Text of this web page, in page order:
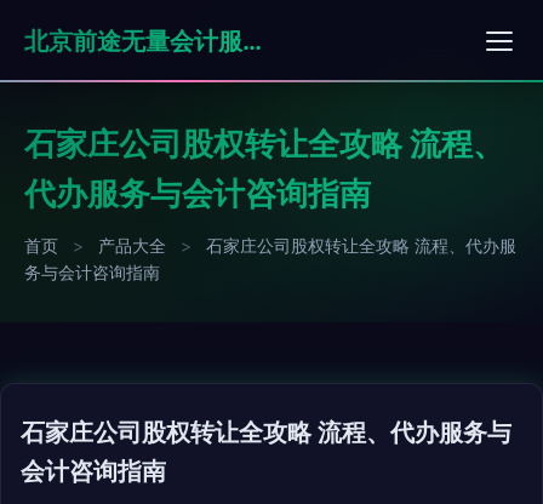
北京前途无量会计服务有限公司
石家庄公司股权转让全攻略 流程、
代办服务与会计咨询指南
首页 > 产品大全 >
石家庄公司股权转让全攻略 流程、代办服
务与会计咨询指南
石家庄公司股权转让全攻略 流程、代办服务与
会计咨询指南